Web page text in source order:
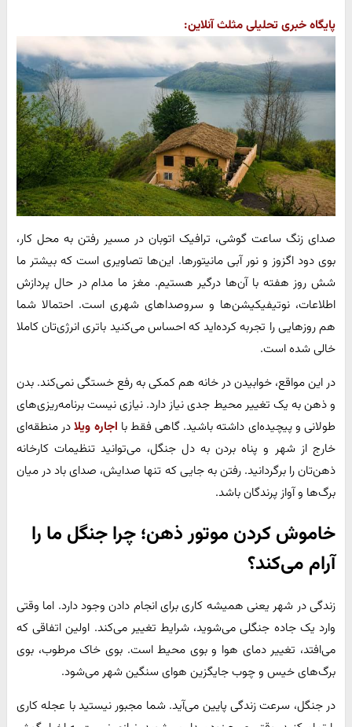
پایگاه خبری تحلیلی مثلث آنلاین:
صدای زنگ ساعت گوشی، ترافیک اتوبان در مسیر رفتن به محل کار،
بوی دود اگزوز و نور آبی مانیتورها. این‌ها تصاویری است که بیشتر ما
شش روز هفته با آن‌ها درگیر هستیم. مغز ما مدام در حال پردازش
اطلاعات، نوتیفیکیشن‌ها و سروصداهای شهری است. احتمالا شما
هم روزهایی را تجربه کرده‌اید که احساس می‌کنید باتری انرژی‌تان کاملا
خالی شده است.
در این مواقع، خوابیدن در خانه هم کمکی به رفع خستگی نمی‌کند. بدن
و ذهن به یک تغییر محیط جدی نیاز دارد. نیازی نیست برنامه‌ریزی‌های
طولانی و پیچیده‌ای داشته باشید. گاهی فقط با اجاره ویلادر منطقه‌ای
خارج از شهر و پناه بردن به دل جنگل، می‌توانید تنظیمات کارخانه
ذهن‌تان را برگردانید. رفتن به جایی که تنها صدایش، صدای باد در میان
برگ‌ها و آواز پرندگان باشد.
خاموش کردن موتور ذهن؛ چرا جنگل ما را
آرام می‌کند؟
زندگی در شهر یعنی همیشه کاری برای انجام دادن وجود دارد. اما وقتی
وارد یک جاده جنگلی می‌شوید، شرایط تغییر می‌کند. اولین اتفاقی که
می‌افتد، تغییر دمای هوا و بوی محیط است. بوی خاک مرطوب، بوی
برگ‌های خیس و چوب جایگزین هوای سنگین شهر می‌شود.
در جنگل، سرعت زندگی پایین می‌آید. شما مجبور نیستید با عجله کاری